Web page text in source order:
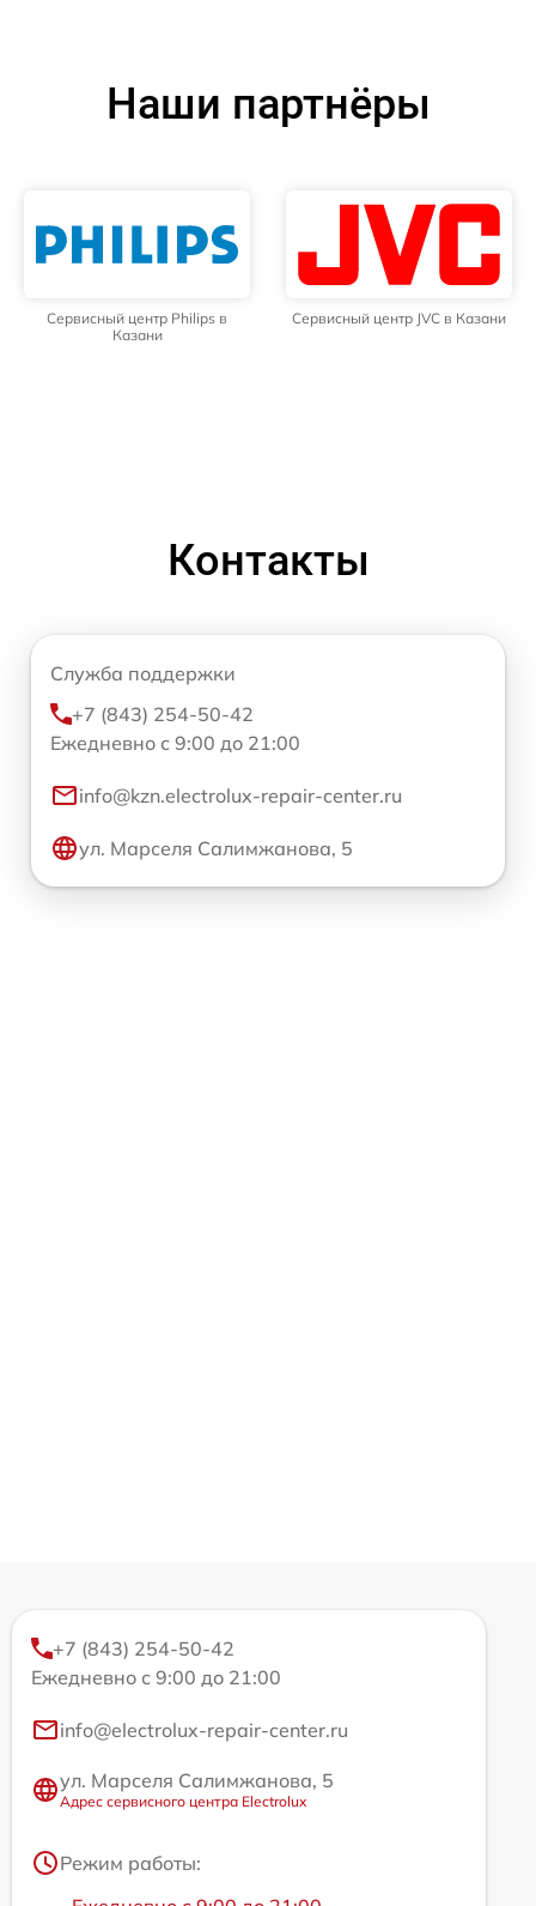
Наши партнёры
Сервисный центр Philips в
Казани
Сервисный центр JVC в Казани
Контакты
Служба поддержки
+7 (843) 254-50-42
Ежедневно с 9:00 до 21:00
info@kzn.electrolux-repair-center.ru
ул. Марселя Салимжанова, 5
+7 (843) 254-50-42
Ежедневно с 9:00 до 21:00
info@electrolux-repair-center.ru
ул. Марселя Салимжанова, 5
Адрес сервисного центра Electrolux
Режим работы: